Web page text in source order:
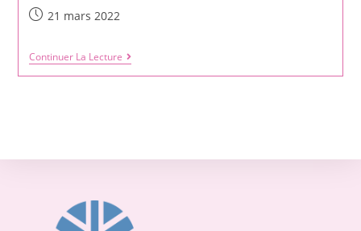
21 mars 2022
Continuer La Lecture